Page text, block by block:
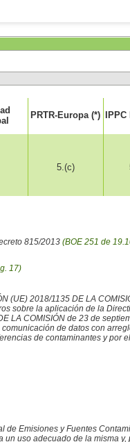
PRTR-Europa (*)
5.(c)
815/2013 (BOE 251 de
17)
(UE) 2018/1135 DE LA
sobre la aplicación de la
LA COMISIÓN de 23 de
de datos con
de contaminantes y por
Emisiones y Fuentes
uso adecuado de la misma y,